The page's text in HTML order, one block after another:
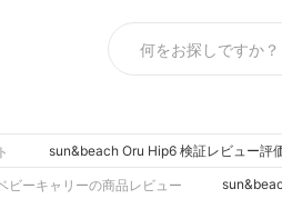
sun&beach Oru Hip6 検証レビュー評
ビーキャリーの商品レビュー